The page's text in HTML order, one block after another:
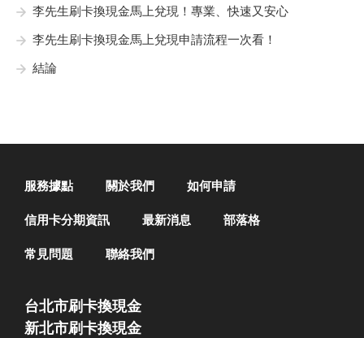
李先生刷卡換現金馬上兌現！專業、快速又安心
李先生刷卡換現金馬上兌現申請流程一次看！
結論
服務據點 關於我們 如何申請
信用卡分期資訊 最新消息 部落格
常見問題 聯絡我們
台北市刷卡換現金
新北市刷卡換現金